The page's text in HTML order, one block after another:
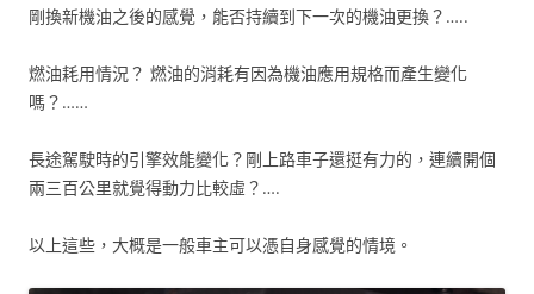
剛換新機油之後的感覺，能否持續到下一次的機油更換？…..
燃油耗用情況？ 燃油的消耗有因為機油應用規格而產生變化
嗎？……
長途駕駛時的引擎效能變化？剛上路車子還挺有力的，連續開個
兩三百公里就覺得動力比較虛？….
以上這些，大概是一般車主可以憑自身感覺的情境。